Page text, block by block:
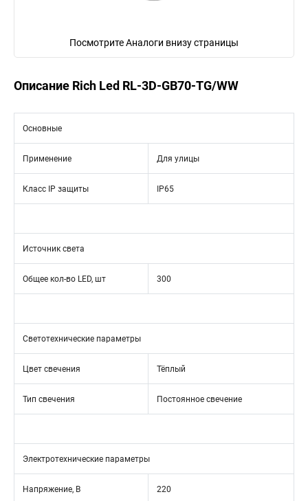
Посмотрите Аналоги внизу страницы
Описание Rich Led RL-3D-GB70-TG/WW
Основные
Применение Для улицы
Класс IP защиты IP65
Источник света
Общее кол-во LED, шт 300
Светотехнические параметры
Цвет свечения Тёплый
Тип свечения Постоянное свечение
Электротехнические параметры
Напряжение, В 220